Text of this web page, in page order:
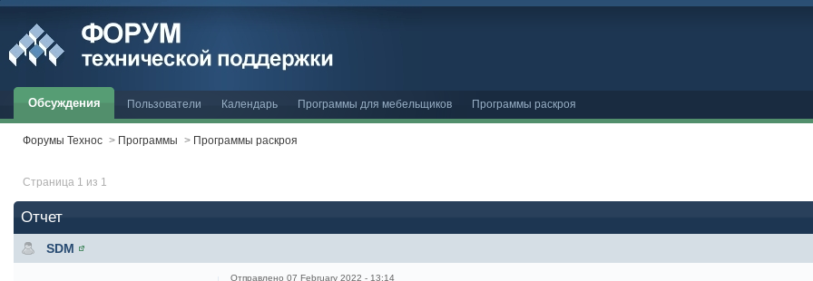
Обсуждения Пользователи Календарь Программы для мебельщиков Программы раскроя
Форумы Технос > Программы > Программы раскроя
Страница 1 из 1
Отчет
SDM
Отправлено 07 February 2022 - 13:14